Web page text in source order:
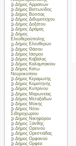
Δήμος Αρριανών
Δήμος Βιστωνίδος
Δήμος Βύσσας
Δήμος Διδυμοτείχου
Δήμος Δοξάτου
Δήμος Δράμας
Δήμος
Ελευθερούπολης
Δήμος Ελευθερών
Δήμος Θάσου
Δήμος Ιάσμου
Δήμος Καβάλας
Δήμος Καλαμπακίου
Δήμος Κάτω
Νευροκοπίου
Δήμος Κεραμωτής
Δήμος Κομοτηνής
Δήμος Κυπρίνου
Δήμος Μαρωνείας
Δήμος Μεταξάδων
Δήμος Μύκης
Δήμος Νέου
Σιδηροχωρίου
Δήμος Νικηφόρου
Δήμος Ξάνθης
Δήμος Ορεινού
Δήμος Ορεστιάδας
Δήμος Ορφανού
Δήμος Ορφέα